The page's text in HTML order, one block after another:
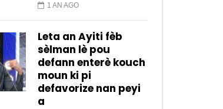
1 AN AGO
Leta an Ayiti fèb
sèlman lè pou
defann enterè kouch
moun ki pi
defavorize nan peyi
a